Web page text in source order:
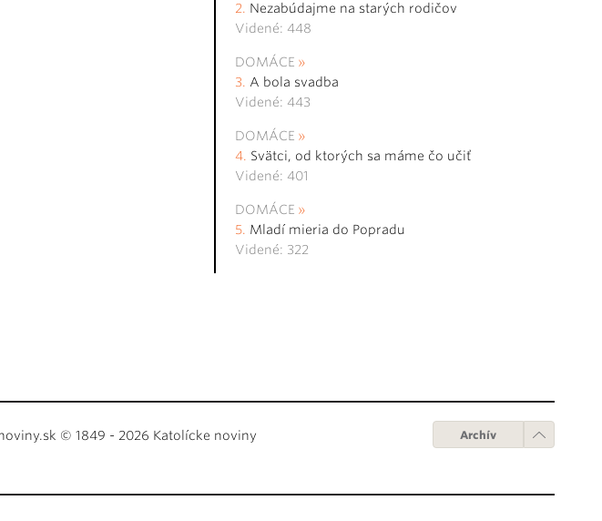
Nezabúdajme na starých rodičov
Videné: 448
DOMÁCE
A bola svadba
Videné: 443
DOMÁCE
Svätci, od ktorých sa máme čo učiť
Videné: 401
DOMÁCE
Mladí mieria do Popradu
Videné: 322
© 1849 - 2026 Katolícke noviny Archív